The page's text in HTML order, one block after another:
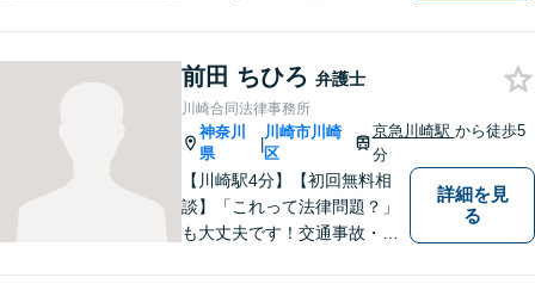
とって納得のいく最善の解決
を目指し、誠意を持って対応
いたします。【土日祝対応/要
予約】
前田 ちひろ 弁護士
川崎合同法律事務所
神奈川
県
|
川崎市川崎
区
京急川崎駅 から徒歩5
分
【川崎駅4分】【初回無料相
談】「これって法律問題？」
も大丈夫です！交通事故・債
詳細を見
る